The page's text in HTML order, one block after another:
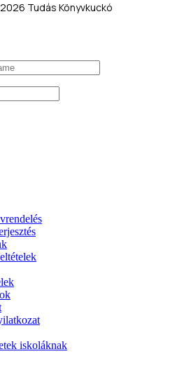
Tudás Könyvkuckó
iskoláknak